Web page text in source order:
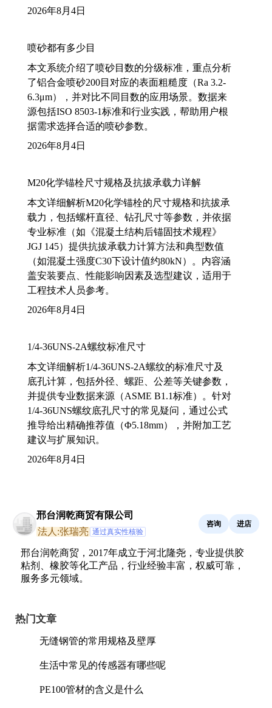
2026年8月4日
喷砂都有多少目
本文系统介绍了喷砂目数的分级标准，重点分析
了铝合金喷砂200目对应的表面粗糙度（Ra 3.2-
6.3μm），并对比不同目数的应用场景。数据来
源包括ISO 8503-1标准和行业实践，帮助用户根
据需求选择合适的喷砂参数。
2026年8月4日
M20化学锚栓尺寸规格及抗拔承载力详解
本文详细解析M20化学锚栓的尺寸规格和抗拔承
载力，包括螺杆直径、钻孔尺寸等参数，并依据
专业标准（如《混凝土结构后锚固技术规程》
JGJ 145）提供抗拔承载力计算方法和典型数值
（如混凝土强度C30下设计值约80kN）。内容涵
盖安装要点、性能影响因素及选型建议，适用于
工程技术人员参考。
2026年8月4日
1/4-36UNS-2A螺纹标准尺寸
本文详细解析1/4-36UNS-2A螺纹的标准尺寸及
底孔计算，包括外径、螺距、公差等关键参数，
并提供专业数据来源（ASME B1.1标准）。针对
1/4-36UNS螺纹底孔尺寸的常见疑问，通过公式
推导给出精确推荐值（Φ5.18mm），并附加工艺
建议与扩展知识。
2026年8月4日
邢台润乾商贸有限公司
法人:张瑞亮 通过真实性核验
咨询 进店
邢台润乾商贸，2017年成立于河北隆尧，专业提供胶
粘剂、橡胶等化工产品，行业经验丰富，权威可靠，
服务多元领域。
热门文章
无缝钢管的常用规格及壁厚
生活中常见的传感器有哪些呢
PE100管材的含义是什么